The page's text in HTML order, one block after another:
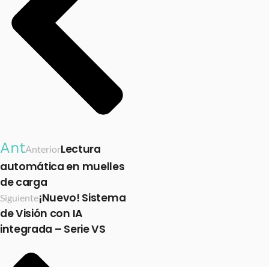
AntAnteriorLectura
automática en muelles
de carga
Siguiente¡Nuevo! Sistema
de Visión con IA
integrada – Serie VS